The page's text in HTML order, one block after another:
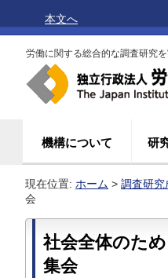
本文へ
労働に関する総合的な調査研究
機構について 研
現在位置: ホーム > 調査研究
会
社会全体のた
集会